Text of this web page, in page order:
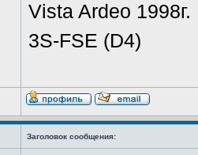
Vista Ardeo 1998г.
3S-FSE (D4)
Заголовок сообщения: